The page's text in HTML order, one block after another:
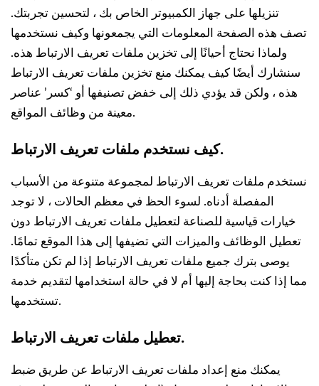
تنزيلها على جهاز الكمبيوتر الخاص بك ، لتحسين تجربتك.
تصف هذه الصفحة المعلومات التي يجمعونها وكيف نستخدمها
ولماذا نحتاج أحيانًا إلى تخزين ملفات تعريف الارتباط هذه.
سنشارك أيضًا كيف يمكنك منع تخزين ملفات تعريف الارتباط
هذه ، ولكن قد يؤدي ذلك إلى خفض تصنيفها أو ‘كسر’ عناصر
معينة من وظائف المواقع.
كيف نستخدم ملفات تعريف الارتباط.
نستخدم ملفات تعريف الارتباط لمجموعة متنوعة من الأسباب
المفصلة أدناه. لسوء الحظ في معظم الحالات ، لا توجد
خيارات قياسية للصناعة لتعطيل ملفات تعريف الارتباط دون
تعطيل الوظائف والميزات التي تضيفها إلى هذا الموقع تمامًا.
يوصى بترك جميع ملفات تعريف الارتباط إذا لم تكن متأكدًا
مما إذا كنت بحاجة إليها أم لا في حالة استخدامها لتقديم خدمة
تستخدمها.
تعطيل ملفات تعريف الارتباط.
يمكنك منع إعداد ملفات تعريف الارتباط عن طريق ضبط